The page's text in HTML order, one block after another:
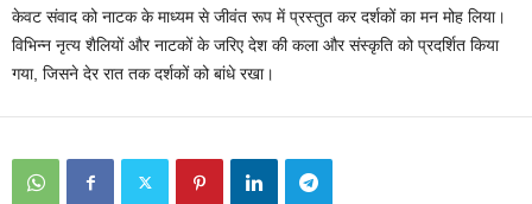
केवट संवाद को नाटक के माध्यम से जीवंत रूप में प्रस्तुत कर दर्शकों का मन मोह लिया।
विभिन्न नृत्य शैलियों और नाटकों के जरिए देश की कला और संस्कृति को प्रदर्शित किया
गया, जिसने देर रात तक दर्शकों को बांधे रखा।